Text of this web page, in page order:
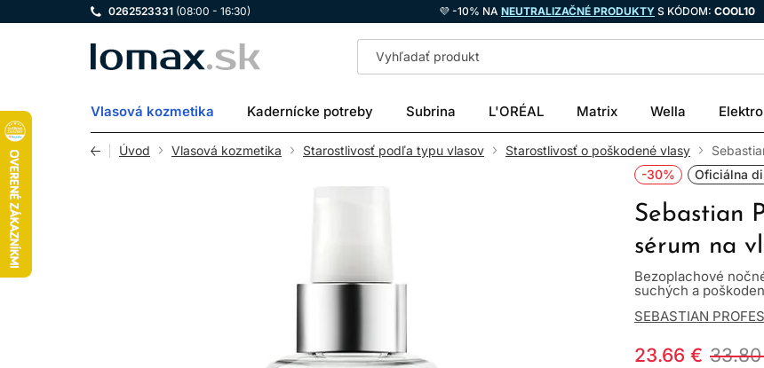
0262523331 (08:00 - 16:30) 💜 -10% NA NEUTRALIZAČNÉ PRODUKTY S KÓDOM: COOL10
LOMAX
Vlasová kozmetika Kadernícke potreby Subrina L'ORÉAL Matrix Wella Elektro
Úvod Vlasová kozmetika Starostlivosť podľa typu vlasov Starostlivosť o poškodené vlasy
-30%
Oficiálna
Sebastian
sérum na
Bezoplachové
suchých a
SEBASTIAN
23.66 €